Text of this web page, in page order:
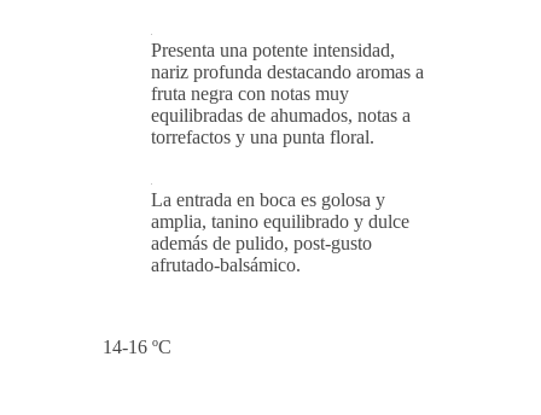
Presenta una potente intensidad,
nariz profunda destacando aromas a
fruta negra con notas muy
equilibradas de ahumados, notas a
torrefactos y una punta floral.
La entrada en boca es golosa y
amplia, tanino equilibrado y dulce
además de pulido, post-gusto
afrutado-balsámico.
14-16 ºC